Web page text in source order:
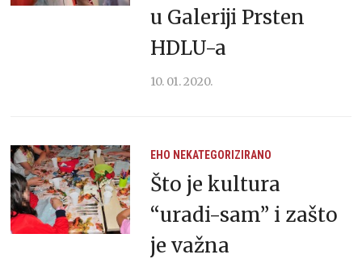
u Galeriji Prsten
HDLU-a
10. 01. 2020.
EHO NEKATEGORIZIRANO
Što je kultura
“uradi-sam” i zašto
je važna